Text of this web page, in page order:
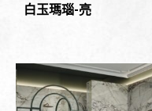
白玉瑪瑙-亮